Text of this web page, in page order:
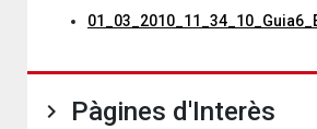
Pàgines d'Interès